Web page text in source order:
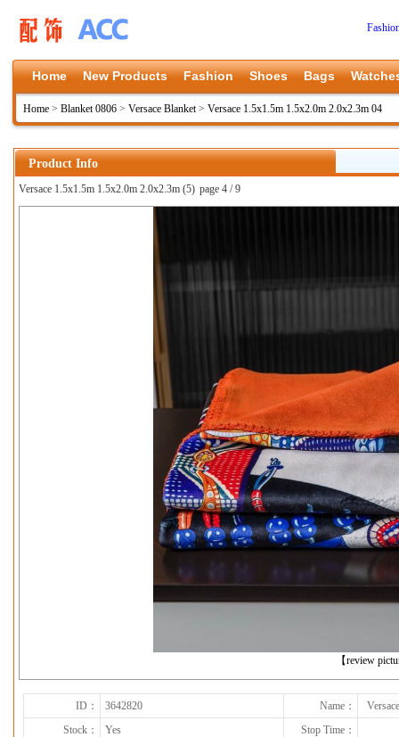
Home New Products Fashion Shoes Bags
Home > Blanket 0806 > Versace Blanket> Versace 1.5x1.5m 1.5x2.0m 2.0x2.3m 04
Product Info
Versace 1.5x1.5m 1.5x2.0m 2.0x2.3m (5) page 4 / 9
【review
ID： 3642820 Name：
Stock：
Yes
Stop Time：